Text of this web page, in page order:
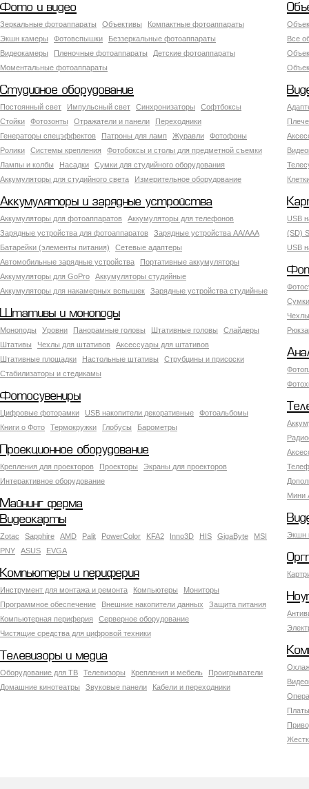
Фото и видео
Зеркальные фотоаппараты Объективы
Компактные фотоаппараты
Экшн камеры
Фотовспышки
Беззеркальные фотоаппараты
Видеокамеры
Пленочные фотоаппараты
Детские фотоаппараты
Моментальные фотоаппараты
Все
Студийное оборудование
Постоянный свет Импульсный свет Синхронизаторы
Софтбоксы
Стойки
Фотозонты Отражатели и панели
Переходники
Генераторы спецэффектов
Патроны для ламп Журавли
Фотофоны
Ролики
Системы крепления
Фотобоксы и столы для предметной съемки
Лампы и колбы
Насадки
Сумки для студийного оборудования
Аккумуляторы для студийного света
Измерительное оборудование
Аккумуляторы и зарядные устройства
Аккумуляторы для фотоаппаратов
Аккумуляторы для телефонов
Зарядные устройства для фотоаппаратов
Зарядные устройства AA/AAA
Батарейки (элементы питания)
Сетевые адаптеры
Автомобильные зарядные устройства
Портативные аккумуляторы
Аккумуляторы для GoPro
Аккумуляторы студийные
Аккумуляторы для накамерных вспышек
Зарядные устройства студийные
USB
(SD)
USB
Штативы и моноподы
Моноподы Уровни Панорамные головы Штативные головы
Слайдеры
Штативы
Чехлы для штативов
Аксессуары для штативов
Штативные площадки
Настольные штативы
Струбцины и присоски
Стабилизаторы и стедикамы
Фотосувениры
Цифровые фоторамки USB накопители декоративные
Фотоальбомы
Книги о Фото
Термокружки Глобусы Барометры
Мини
Проекционное оборудование
Крепления для проекторов Проекторы
Экраны для проекторов
Интерактивное оборудование
Майнинг ферма
Экшн
Видеокарты
Zotac Sapphire AMD Palit PowerColor KFA2 Inno3D HIS GigaByte
MSI
PNY
ASUS EVGA
Компьютеры и периферия
Инструмент для монтажа и ремонта Компьютеры
Мониторы
Программное обеспечение
Внешние накопители данных
Защита питания
Компьютерная периферия
Серверное оборудование
Чистящие средства для цифровой техники
Телевизоры и медиа
Оборудование для ТВ Телевизоры Крепления и мебель
Проигрыватели
Домашние кинотеатры
Звуковые панели Кабели и переходники